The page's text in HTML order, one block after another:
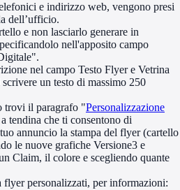
e indirizzo web, vengono presi
dell’ufficio.
e non lasciarlo generare in
nell'apposito campo
nel campo Testo Flyer e Vetrina
un testo di massimo 250
trovi il paragrafo "Personalizzazione
tendina che ti consentono di
annuncio la stampa del flyer (cartello
le nuove grafiche Versione3 e
Claim, il colore e scegliendo quante
flyer personalizzati, per informazioni: